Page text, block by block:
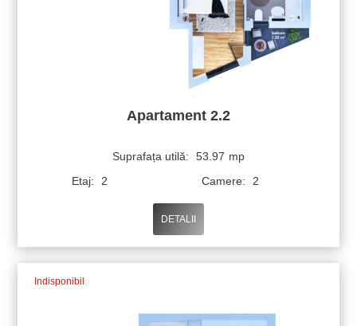
Apartament 2.2
Suprafața utilă: 53.97 mp
Etaj:
2 Camere: 2
DETALII
Indisponibil